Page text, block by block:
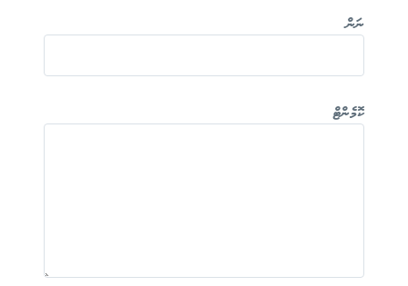
ނަން
ކޮމެންޓް